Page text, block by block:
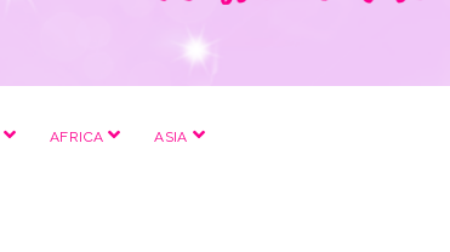
apri
AFRICA apri
ASIA apri